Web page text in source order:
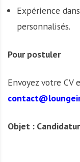
Expérience
personnalisés.
Pour postuler
Envoyez votre
Objet :